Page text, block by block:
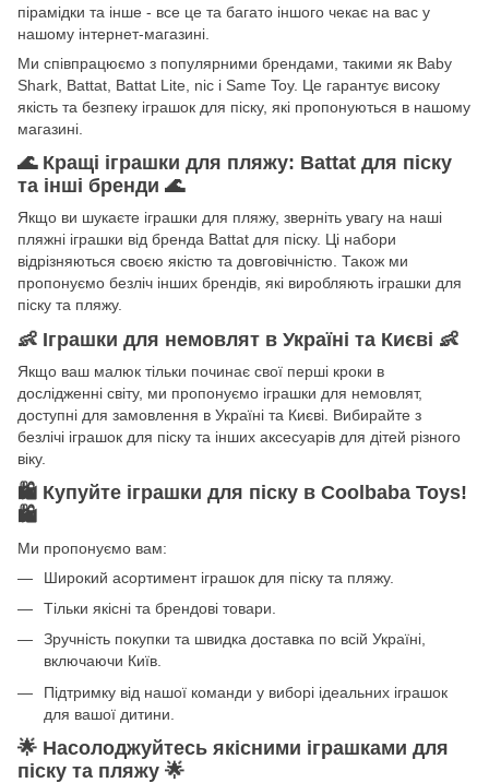
пірамідки та інше - все це та багато іншого чекає на вас у
нашому інтернет-магазині.
Ми співпрацюємо з популярними брендами, такими як Baby
Shark, Battat, Battat Lite, nic і Same Toy. Це гарантує високу
якість та безпеку іграшок для піску, які пропонуються в нашому
магазині.
🌊Кращі іграшки для пляжу: Battat для піску
та інші бренди 🌊
Якщо ви шукаєте іграшки для пляжу, зверніть увагу на наші
пляжні іграшки від бренда Battat для піску. Ці набори
відрізняються своєю якістю та довговічністю. Також ми
пропонуємо безліч інших брендів, які виробляють іграшки для
піску та пляжу.
👶 Іграшки для немовлят в Україні та Києві 👶
Якщо ваш малюк тільки починає свої перші кроки в
дослідженні світу, ми пропонуємо іграшки для немовлят,
доступні для замовлення в Україні та Києві. Вибирайте з
безлічі іграшок для піску та інших аксесуарів для дітей різного
віку.
🛍️ Купуйте іграшки для піску в Coolbaba Toys!
🛍️
Ми пропонуємо вам:
Широкий асортимент іграшок для піску та пляжу.
Тільки якісні та брендові товари.
Зручність покупки та швидка доставка по всій Україні,
включаючи Київ.
Підтримку від нашої команди у виборі ідеальних іграшок
для вашої дитини.
🌟 Насолоджуйтесь якісними іграшками для
піску та пляжу 🌟